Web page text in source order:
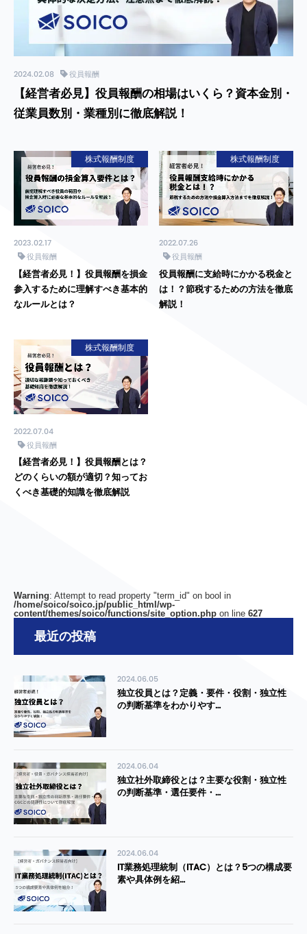
2024.02.08 役員報酬
【経営者必見】役員報酬の相場はいくら？資本金別・
従業員数別・業種別に徹底解説！
2023.02.17
役員報酬
【経営者必見！】役員報酬を損金
参入するために理解すべき基本的
なルールとは？
株式報酬制度
2022.07.26
役員報酬
役員報酬に支給時にかかる税金と
は！？節税するための方法を徹底
解説！
株式報酬制度
2022.07.04
役員報酬
【経営者必見！】役員報酬とは？
どのくらいの額が適切？知ってお
くべき基礎的知識を徹底解説
株式報酬制度
Warning: Attempt to read property "term_id" on bool in
/home/soico/soico.jp/public_html/wp-
content/themes/soico/functions/site_option.php on line 627
最近の投稿
2024.06.05
独立役員とは？定義・要件・役割・独立性
の判断基準をわかりやす…
2024.06.04
独立社外取締役とは？主要な役割・独立性
の判断基準・選任要件・…
2024.06.04
IT業務処理統制（ITAC）とは？5つの構成要
素や具体例を紹…